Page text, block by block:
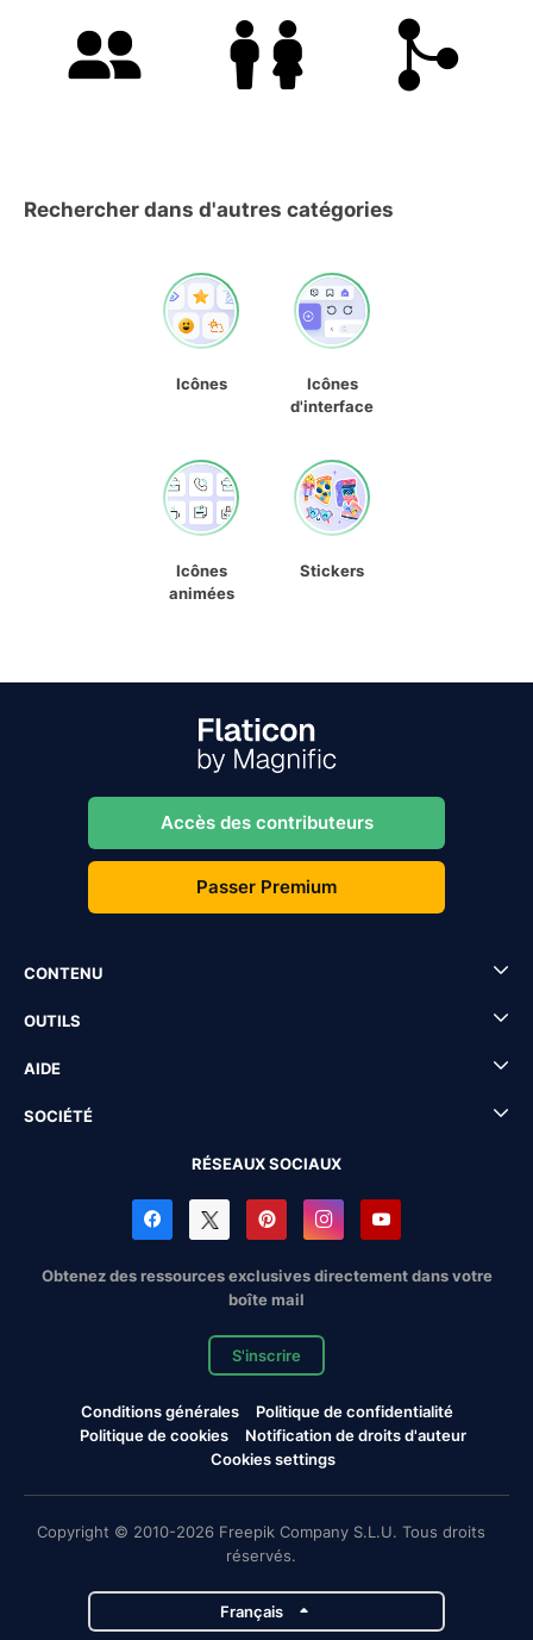
Rechercher dans d'autres catégories
Icônes
Icônes
d'interface
Icônes
animées
Stickers
Accès des contributeurs
Passer Premium
CONTENU
OUTILS
AIDE
SOCIÉTÉ
RÉSEAUX SOCIAUX
Obtenez des ressources exclusives directement dans votre
boîte mail
S'inscrire
Conditions générales
Politique de confidentialité
Politique de cookies
Notification de droits d'auteur
Cookies settings
Copyright © 2010-2026 Freepik Company S.L.U. Tous droits
réservés.
Français